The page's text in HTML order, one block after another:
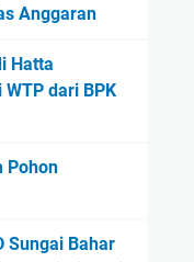
Anggaran
Hatta
dari BPK
Pohon
Sungai Bahar